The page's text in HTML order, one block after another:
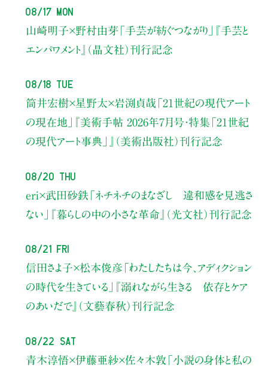
08/17 Mon
山崎明子×野村由芽 「手芸が紡ぐつながり」
『手芸と
エンパワメント』（晶文社）刊行記念
08/18 Tue
筒井宏樹×星野太×岩渕貞哉 「21世紀の現代アート
の現在地」
『美術手帖 2026年7月号・特集「21世紀
の現代アート事典」』（美術出版社）刊行記念
08/20 Thu
eri×武田砂鉄「ネチネチのまなざし 違和感を見逃さ
ない」
『暮らしの中の小さな革命』（光文社）刊行記念
08/21 Fri
信田さよ子×松本俊彦 「わたしたちは今、アディクション
の時代を生きている」
『溺れながら生きる 依存とケア
のあいだで』（文藝春秋）刊行記念
08/22 Sat
青木淳悟×伊藤亜紗×佐々木敦 「小説の身体と私の